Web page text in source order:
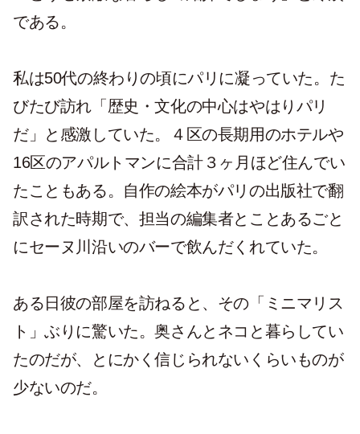
である。
私は50代の終わりの頃にパリに凝っていた。た
びたび訪れ「歴史・文化の中心はやはりパリ
だ」と感激していた。４区の長期用のホテルや
16区のアパルトマンに合計３ヶ月ほど住んでい
たこともある。自作の絵本がパリの出版社で翻
訳された時期で、担当の編集者とことあるごと
にセーヌ川沿いのバーで飲んだくれていた。
ある日彼の部屋を訪ねると、その「ミニマリス
ト」ぶりに驚いた。奥さんとネコと暮らしてい
たのだが、とにかく信じられないくらいものが
少ないのだ。